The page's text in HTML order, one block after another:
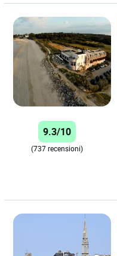
9.3/10
(737 recensioni)